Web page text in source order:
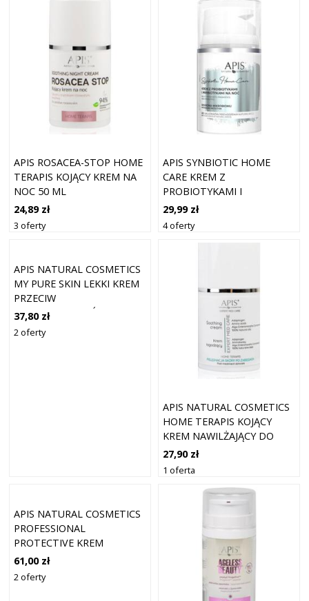
APIS ROSACEA-STOP HOME
TERAPIS KOJĄCY KREM NA
NOC 50 ML
24,89 zł
3 oferty
APIS SYNBIOTIC HOME
CARE KREM Z
PROBIOTYKAMI I
PREBIOTYKAMI NA NOC 50
ML
29,99 zł
4 oferty
APIS NATURAL COSMETICS
MY PURE SKIN LEKKI KREM
PRZECIW
NIEDOSKONAŁOŚCIOM
SKÓRY 50 ML
37,80 zł
2 oferty
APIS NATURAL COSMETICS
HOME TERAPIS KOJĄCY
KREM NAWILŻAJĄCY DO
TWARZY 50 ML
27,90 zł
1 oferta
APIS NATURAL COSMETICS
PROFESSIONAL
PROTECTIVE KREM
OCHRONNY DO TWARZY
SPF 50 100 ML
61,00 zł
2 oferty